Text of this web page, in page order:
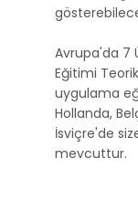
Avrupa'da 7
Eğitimi
uygulama
Hollanda,
İsviçre'de
mevcuttur.